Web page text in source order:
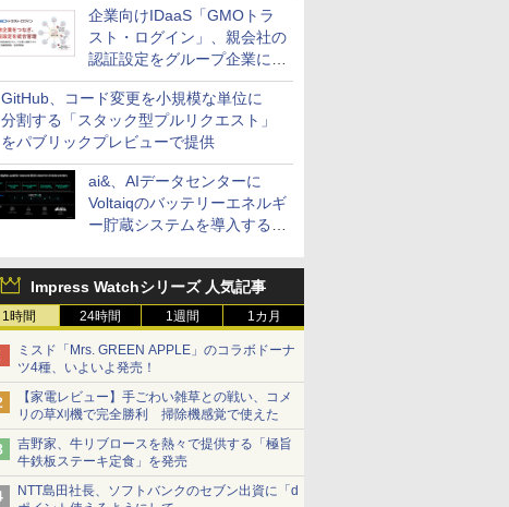
企業向けIDaaS「GMOトラ
スト・ログイン」、親会社の
認証設定をグループ企業に展
開できる新機能を提供
GitHub、コード変更を小規模な単位に
分割する「スタック型プルリクエスト」
をパブリックプレビューで提供
ai&、AIデータセンターに
Voltaiqのバッテリーエネルギ
ー貯蔵システムを導入する計
Impress Watchシリーズ 人気記事
1時間 24時間 1週間 1カ月
ミスド「Mrs. GREEN APPLE」のコラボドーナ
ツ4種、いよいよ発売！
【家電レビュー】手ごわい雑草との戦い、コメ
リの草刈機で完全勝利 掃除機感覚で使えた
吉野家、牛リブロースを熱々で提供する「極旨
牛鉄板ステーキ定食」を発売
NTT島田社長、ソフトバンクのセブン出資に「d